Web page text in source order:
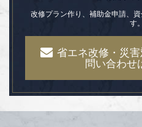
改修プラン作り、補助金申請、
す。
省エネ改修・災
問い合わせ